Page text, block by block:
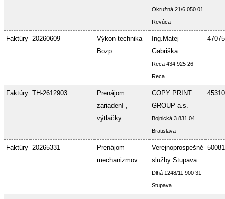
Okružná 21/6 050 01
Revúca
Faktúry 20260609
Výkon technika
Bozp
Ing.Matej
Gabriška
Reca 434 925 26
Reca
Faktúry TH-2612903
Prenájom
zariadení ,
výtlačky
COPY PRINT
GROUP a.s.
Bojnická 3 831 04
Bratislava
Faktúry 20265331
Prenájom
mechanizmov
Verejnoprospešné
služby Stupava
Dlhá 1248/11 900 31
Stupava